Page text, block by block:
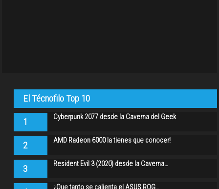
El Técnofilo Top 10
1 Cyberpunk 2077 desde la Caverna del Geek
2 AMD Radeon 6000 la tienes que conocer!
3 Resident Evil 3 (2020) desde la Caverna…
¿Que tanto se calienta el ASUS ROG…